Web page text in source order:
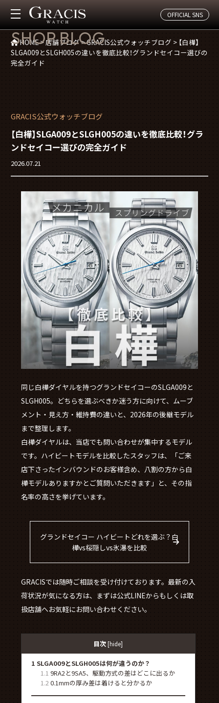
OFFICIAL SNS
店舗ブログ
SHOP BLOG
HOME>店舗ブログ>GRACIS公式ウォッチブログ > 【白樺】
SLGA009とSLGH005の違いを徹底比較！グランドセイコー選びの
完全ガイド
GRACIS公式ウォッチブログ
【白樺】SLGA009とSLGH005の違いを徹底比較！グラ
ンドセイコー選びの完全ガイド
2026.07.21
同じ白樺ダイヤルを持つグランドセイコーのSLGA009と
SLGH005。どちらを選ぶべきか迷う方に向けて、ムーブ
メント・見え方・維持費の違いと、2026年の後継モデル
まで整理します。
白樺ダイヤルは、当店でも問い合わせが集中するモデル
です。ハイビートモデルを比較したスタッフは、「ご来
店下さったインバウンドのお客様含め、八割の方から白
樺モデルありますかとご質問いただきます」と、その指
名率の高さを挙げています。
グランドセイコー ハイビートどれを選ぶ？白
樺vs桜隠しvs氷瀑を比較
GRACISでは随時ご相談を受け付けております。最新の入
荷状況が気になる方は、まずは公式LINEからもしくは取
扱店舗へお気軽にお問い合わせください。
目次[hide]
1 SLGA009とSLGH005は何が違うのか？
1.1 9RA2と9SA5、駆動方式の差はどこに出るか
1.20.1mmの厚み差は着けると分かるか